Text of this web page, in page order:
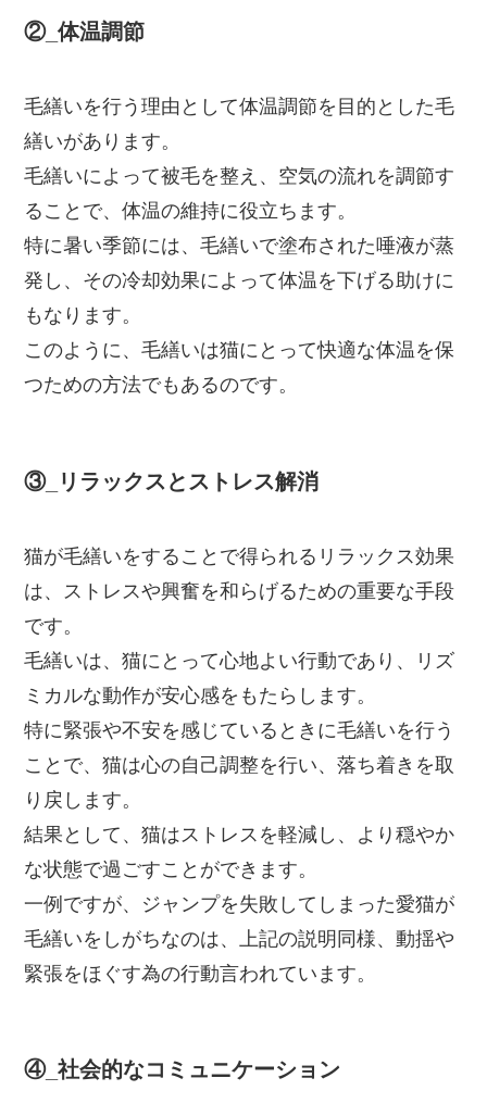
②_体温調節
毛繕いを行う理由として体温調節を目的とした毛
繕いがあります。
毛繕いによって被毛を整え、空気の流れを調節す
ることで、体温の維持に役立ちます。
特に暑い季節には、毛繕いで塗布された唾液が蒸
発し、その冷却効果によって体温を下げる助けに
もなります。
このように、毛繕いは猫にとって快適な体温を保
つための方法でもあるのです。
③_リラックスとストレス解消
猫が毛繕いをすることで得られるリラックス効果
は、ストレスや興奮を和らげるための重要な手段
です。
毛繕いは、猫にとって心地よい行動であり、リズ
ミカルな動作が安心感をもたらします。
特に緊張や不安を感じているときに毛繕いを行う
ことで、猫は心の自己調整を行い、落ち着きを取
り戻します。
結果として、猫はストレスを軽減し、より穏やか
な状態で過ごすことができます。
一例ですが、ジャンプを失敗してしまった愛猫が
毛繕いをしがちなのは、上記の説明同様、動揺や
緊張をほぐす為の行動言われています。
④_社会的なコミュニケーション